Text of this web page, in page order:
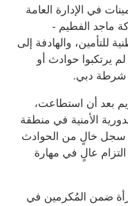
في الإدارة العامة
ماجد الفطيم -
للتأمين، والهادفة إلى
لم يرتكبوا حوادث أو
شرطة دبي.
بعد أن استطاعت،
الأمنية في منطقة
سجل خالٍ من الحوادث
التزام عالٍ في مهارة
ضمن المُكرمين في